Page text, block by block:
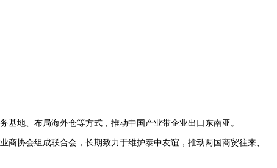
地、布局海外仓等方式，推动中国产业带企业出口东南亚。
协会组成联合会，长期致力于维护泰中友谊，推动两国商贸往来、